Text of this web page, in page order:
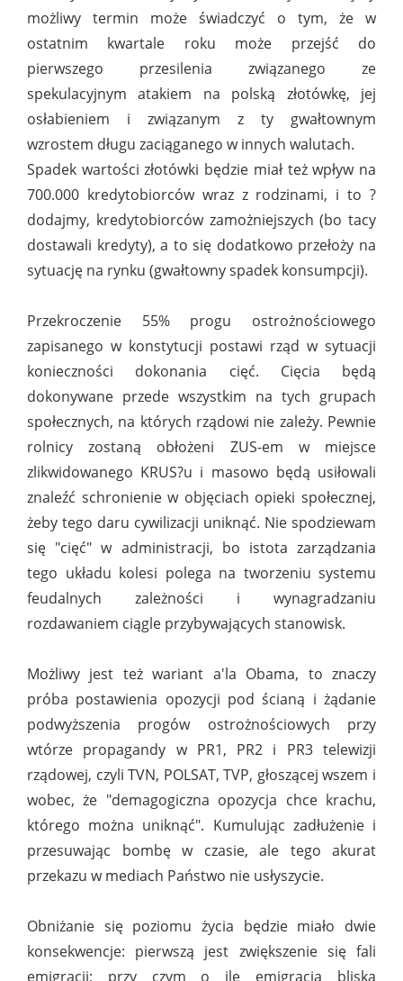
możliwy termin może świadczyć o tym, że w
ostatnim kwartale roku może przejść do
pierwszego przesilenia związanego ze
spekulacyjnym atakiem na polską złotówkę, jej
osłabieniem i związanym z ty gwałtownym
wzrostem długu zaciąganego w innych walutach.
Spadek wartości złotówki będzie miał też wpływ na
700.000 kredytobiorców wraz z rodzinami, i to ?
dodajmy, kredytobiorców zamożniejszych (bo tacy
dostawali kredyty), a to się dodatkowo przełoży na
sytuację na rynku (gwałtowny spadek konsumpcji).
Przekroczenie 55% progu ostrożnościowego
zapisanego w konstytucji postawi rząd w sytuacji
konieczności dokonania cięć. Cięcia będą
dokonywane przede wszystkim na tych grupach
społecznych, na których rządowi nie zależy. Pewnie
rolnicy zostaną obłożeni ZUS-em w miejsce
zlikwidowanego KRUS?u i masowo będą usiłowali
znaleźć schronienie w objęciach opieki społecznej,
żeby tego daru cywilizacji uniknąć. Nie spodziewam
się "cięć" w administracji, bo istota zarządzania
tego układu kolesi polega na tworzeniu systemu
feudalnych zależności i wynagradzaniu
rozdawaniem ciągle przybywających stanowisk.
Możliwy jest też wariant a'la Obama, to znaczy
próba postawienia opozycji pod ścianą i żądanie
podwyższenia progów ostrożnościowych przy
wtórze propagandy w PR1, PR2 i PR3 telewizji
rządowej, czyli TVN, POLSAT, TVP, głoszącej wszem i
wobec, że "demagogiczna opozycja chce krachu,
którego można uniknąć". Kumulując zadłużenie i
przesuwając bombę w czasie, ale tego akurat
przekazu w mediach Państwo nie usłyszycie.
Obniżanie się poziomu życia będzie miało dwie
konsekwencje: pierwszą jest zwiększenie się fali
emigracji; przy czym o ile emigracja bliska